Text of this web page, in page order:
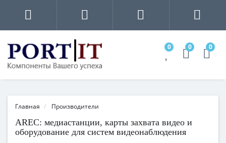
0 0 0
Главная Производители
AREC: медиастанции, карты захвата видео и
оборудование для систем видеонаблюдения